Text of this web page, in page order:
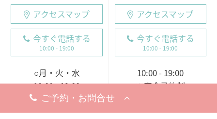
アクセスマップ
今すぐ電話する
10:00 - 19:00
○月・火・水
10:00 - 19:00
○木・金・土・日
9:00 - 18:00（電話受付
アクセスマップ
今すぐ電話する
10:00 - 19:00
10:00 - 19:00
※完全予約制